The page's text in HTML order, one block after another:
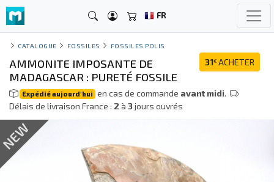
FR
CATALOGUE FOSSILES FOSSILES POLIS
31€ ACHETER
AMMONITE IMPOSANTE DE
MADAGASCAR : PURETÉ FOSSILE
Expédié aujourd'hui en cas de commande avant midi.
Délais de livraison France : 2 à 3jours ouvrés